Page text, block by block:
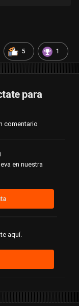
5 1
para
comentario
en nuestra
aquí.